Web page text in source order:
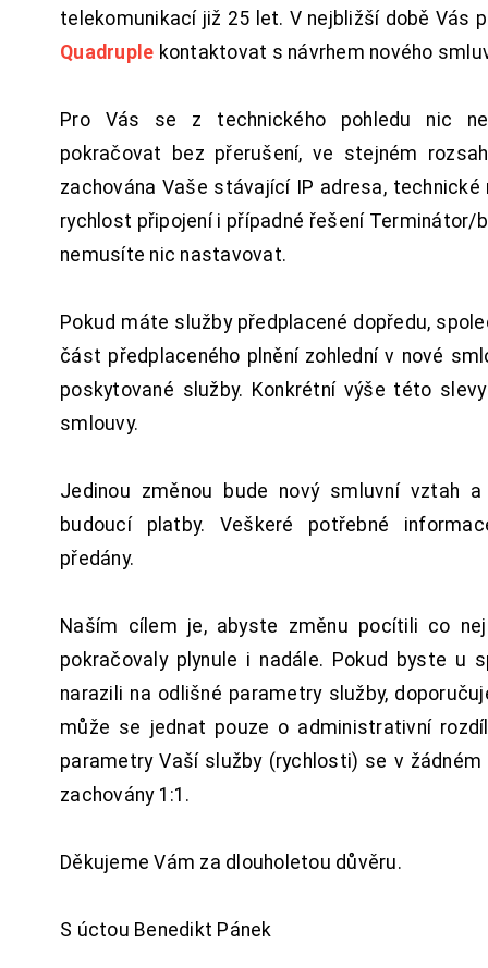
telekomunikací již 25 let. V nejbližší době Vás
Quadruple kontaktovat s návrhem nového
Pro Vás se z technického pohledu nic
pokračovat bez přerušení, ve stejném
zachována Vaše stávající IP adresa, technické
rychlost připojení i případné řešení Terminátor/
nemusíte nic nastavovat.
Pokud máte služby předplacené dopředu,
část předplaceného plnění zohlední v nové
poskytované služby. Konkrétní výše této
smlouvy.
Jedinou změnou bude nový smluvní vztah
budoucí platby. Veškeré potřebné
předány.
Naším cílem je, abyste změnu pocítili co
pokračovaly plynule i nadále. Pokud byste u
narazili na odlišné parametry služby,
může se jednat pouze o administrativní
parametry Vaší služby (rychlosti) se v
zachovány 1:1.
Děkujeme Vám za dlouholetou důvěru.
S úctou Benedikt Pánek